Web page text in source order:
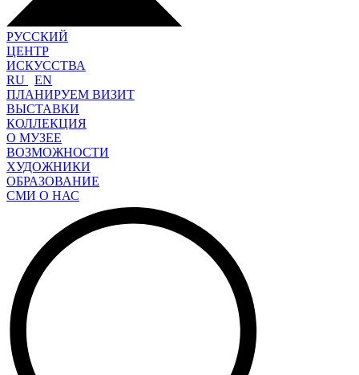
РУССКИЙ
ЦЕНТР
ИСКУССТВА
RU
EN
ПЛАНИРУЕМ ВИЗИТ
ВЫСТАВКИ
КОЛЛЕКЦИЯ
О МУЗЕЕ
ВОЗМОЖНОСТИ
ХУДОЖНИКИ
ОБРАЗОВАНИЕ
СМИ О НАС